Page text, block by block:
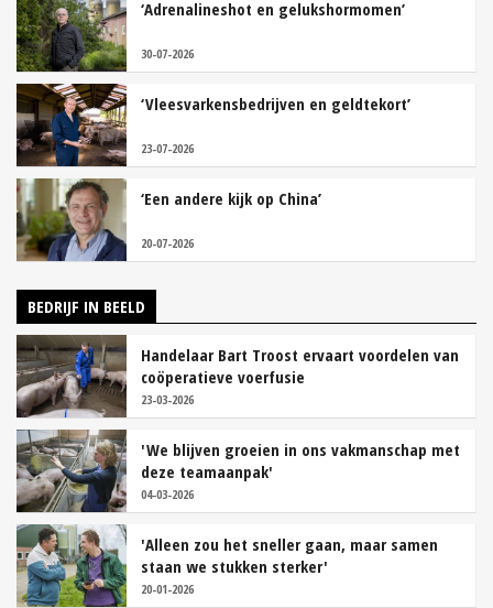
‘Adrenalineshot en gelukshormomen’
30-07-2026
‘Vleesvarkensbedrijven en geldtekort’
23-07-2026
‘Een andere kijk op China’
20-07-2026
BEDRIJF IN BEELD
Handelaar Bart Troost ervaart voordelen van
coöperatieve voerfusie
23-03-2026
'We blijven groeien in ons vakmanschap met
deze teamaanpak'
04-03-2026
'Alleen zou het sneller gaan, maar samen
staan we stukken sterker'
20-01-2026